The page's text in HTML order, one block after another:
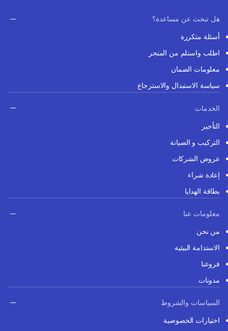
هل تبحث عن مساعدة؟
أسئلة متكررة
اطلب واستلم من المتجر
معلومات الضمان
سياسة الاستبدال والاسترجاع
الخدمات
التأجير
التركيب و الصيانة
عروض الشركات
إعادة شراء
بطاقة الهدايا
معلومات عنا
من نحن
الاستدامة البيئية
فروعنا
مدونات
السياسات والشروط
اختيارات الخصوصية